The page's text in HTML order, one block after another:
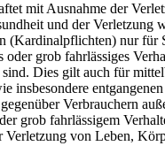
mit Ausnahme der
und der Verletzung
(Kardinalpflichten) nur für
oder grob fahrlässiges
Dies gilt auch für
insbesondere
Verbrauchern
grob fahrlässigem
Verletzung von Leben,